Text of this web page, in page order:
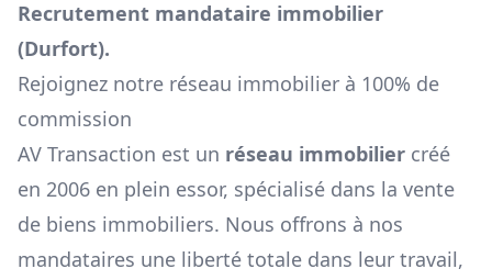
Recrutement mandataire immobilier
(Durfort).
Rejoignez notre réseau immobilier à 100% de
commission
AV Transaction est un réseau immobilier créé
en 2006 en plein essor, spécialisé dans la vente
de biens immobiliers. Nous offrons à nos
mandataires une liberté totale dans leur travail,